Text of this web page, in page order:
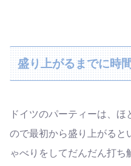
盛り上がるまでに時
ドイツのパーティーは、
ので最初から盛り上がると
ゃべりをしてだんだん打ち